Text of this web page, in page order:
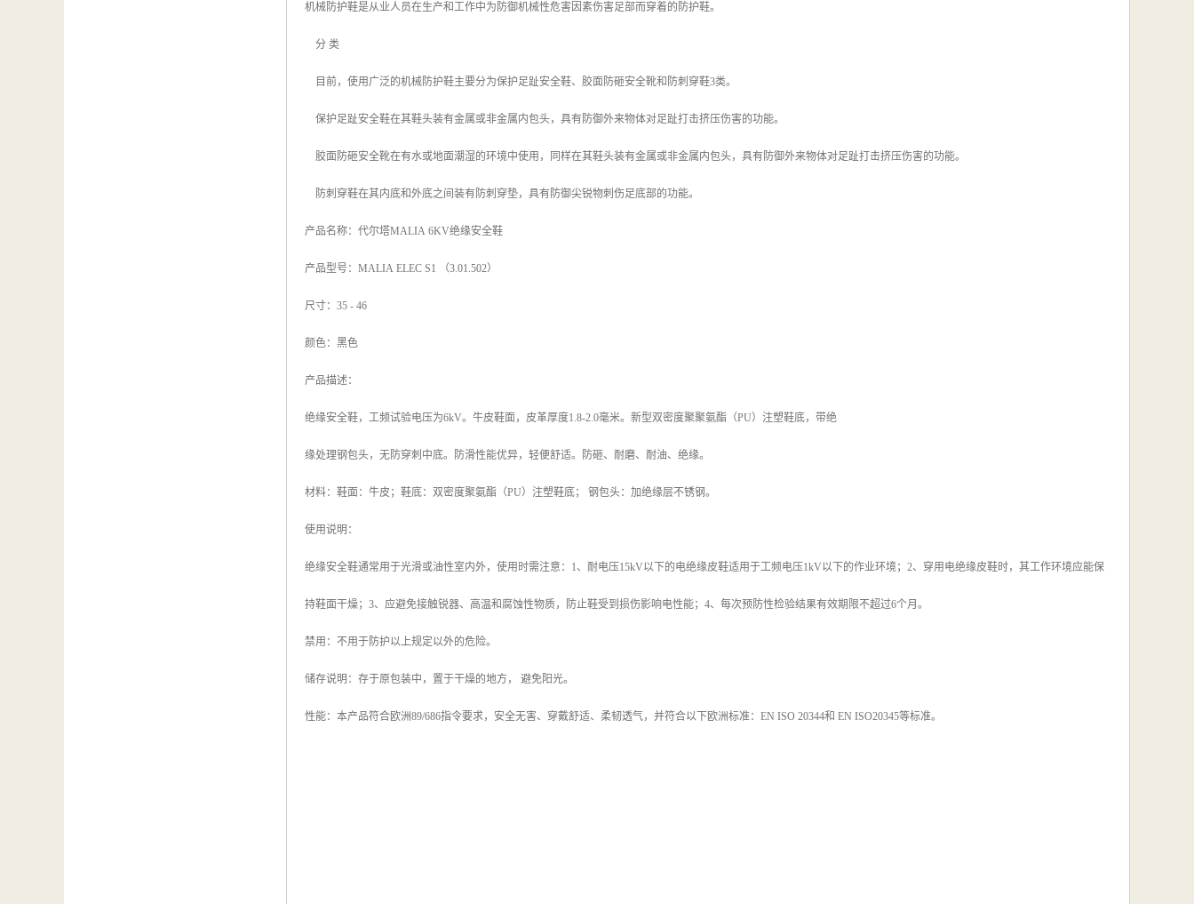
机械防护鞋是从业人员在生产和工作中为防御机械性危害因素伤害足部而穿着的防护鞋。
分 类
目前，使用广泛的机械防护鞋主要分为保护足趾安全鞋、胶面防砸安全靴和防刺穿鞋3类。
保护足趾安全鞋在其鞋头装有金属或非金属内包头，具有防御外来物体对足趾打击挤压伤害的功能。
胶面防砸安全靴在有水或地面潮湿的环境中使用，同样在其鞋头装有金属或非金属内包头，具有防御外来物体对足趾打击挤压伤害的功能。
防刺穿鞋在其内底和外底之间装有防刺穿垫，具有防御尖锐物刺伤足底部的功能。
产品名称：代尔塔MALIA 6KV绝缘安全鞋
产品型号：MALIA ELEC S1 （3.01.502）
尺寸：35 - 46
颜色：黑色
产品描述：
绝缘安全鞋，工频试验电压为6kV。牛皮鞋面，皮革厚度1.8-2.0毫米。新型双密度聚聚氨酯（PU）注塑鞋底，带绝
缘处理钢包头，无防穿刺中底。防滑性能优异，轻便舒适。防砸、耐磨、耐油、绝缘。
材料：鞋面：牛皮；鞋底：双密度聚氨酯（PU）注塑鞋底； 钢包头：加绝缘层不锈钢。
使用说明：
绝缘安全鞋通常用于光滑或油性室内外，使用时需注意：1、耐电压15kV以下的电绝缘皮鞋适用于工频电压1kV以下的作业环境；2、穿用电绝缘皮鞋时，其工作环境应能保
持鞋面干燥；3、应避免接触锐器、高温和腐蚀性物质，防止鞋受到损伤影响电性能；4、每次预防性检验结果有效期限不超过6个月。
禁用：不用于防护以上规定以外的危险。
储存说明：存于原包装中，置于干燥的地方， 避免阳光。
性能：本产品符合欧洲89/686指令要求，安全无害、穿戴舒适、柔韧透气，并符合以下欧洲标准：EN ISO 20344和 EN ISO20345等标准。